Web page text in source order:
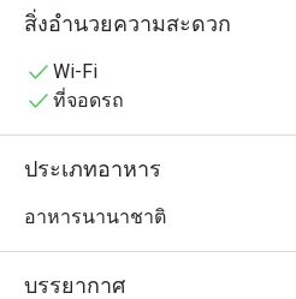
ลูกค้าสามารถสั่งทานได้ทั้งที่ร้าน
สามารถแชร์กันได้ เพื่อเพิ่มบรร
รับประทานอาหารมากยิ่งขึ้น
สิ่งอำนวยความสะดวก
Wi-Fi
ที่จอดรถ
ประเภทอาหาร
อาหารนานาชาติ
บรรยากาศ